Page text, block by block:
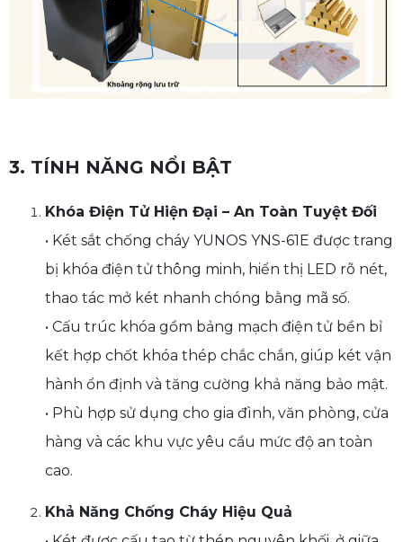
3. TÍNH NĂNG NỔI BẬT
Khóa Điện Tử Hiện Đại – An Toàn Tuyệt Đối
• Két sắt chống cháy YUNOS YNS-61E được trang
bị khóa điện tử thông minh, hiển thị LED rõ nét,
thao tác mở két nhanh chóng bằng mã số.
• Cấu trúc khóa gồm bảng mạch điện tử bền bỉ
kết hợp chốt khóa thép chắc chắn, giúp két vận
hành ổn định và tăng cường khả năng bảo mật.
• Phù hợp sử dụng cho gia đình, văn phòng, cửa
hàng và các khu vực yêu cầu mức độ an toàn
cao.
Khả Năng Chống Cháy Hiệu Quả